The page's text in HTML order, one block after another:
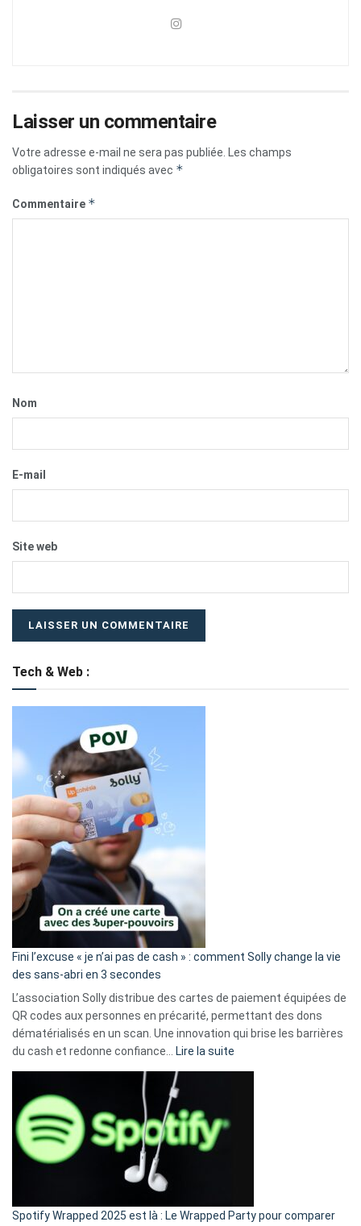
Laisser un commentaire
Votre adresse e-mail ne sera pas publiée.
Les champs
obligatoires sont indiqués avec *
Commentaire *
Nom
E-mail
Site web
Tech & Web :
Fini l’excuse « je n’ai pas de cash » : comment Solly change la vie
des sans-abri en 3 secondes
L’association Solly distribue des cartes de paiement équipées de
QR codes aux personnes en précarité, permettant des dons
dématérialisés en un scan. Une innovation qui brise les barrières
du cash et redonne confiance…
Lire la suite
»
Spotify Wrapped 2025 est là : Le Wrapped Party pour comparer